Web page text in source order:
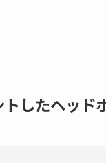
したヘッ